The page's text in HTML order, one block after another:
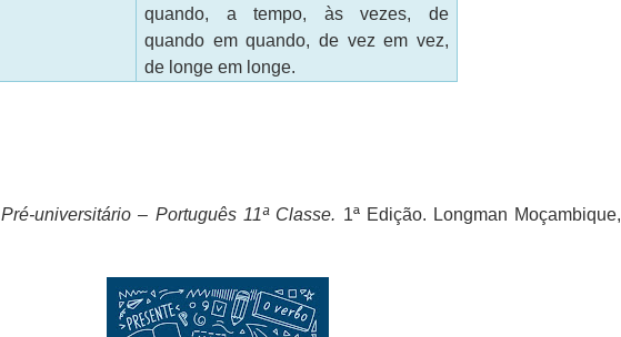
quando, a tempo, às vezes, de
quando em quando, de vez em vez,
de longe em longe.
Pré-universitário – Português 11ª Classe. 1ª Edição. Longman Moçambique,